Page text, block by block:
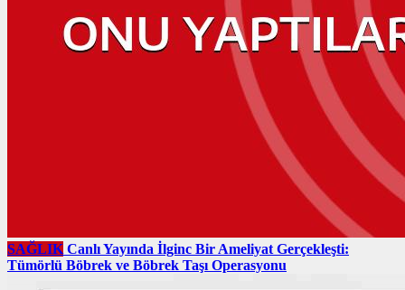
SAĞLIK Canlı Yayında İlginc Bir Ameliyat Gerçekleşti:
Tümörlü Böbrek ve Böbrek Taşı Operasyonu